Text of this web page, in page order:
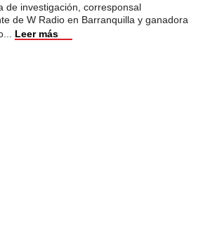
de investigación, corresponsal
de W Radio en Barranquilla y ganadora
Leer más